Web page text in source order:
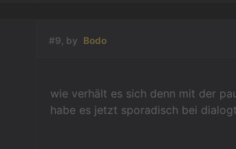
#9, by Bodo
wie verhält es sich denn mit der
habe es jetzt sporadisch bei